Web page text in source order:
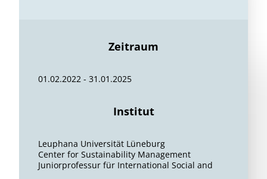
Zeitraum
01.02.2022 - 31.01.2025
Institut
Leuphana Universität Lüneburg
Center for Sustainability Management
Juniorprofessur für International Social and